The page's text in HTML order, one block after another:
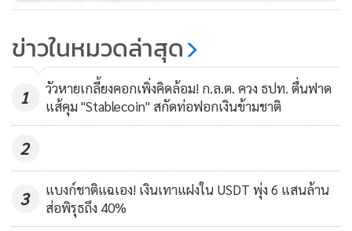
ประมาณ 1,000 ล้านดอลลาร์ต่อสัปดาห์ ราคาบิตคอยน์จะบวก
เพิ่มทุกวัน
ทางด้านนักวิเคราะห์ของเบิร์นสไตน์ประเมินว่า เม็ดเงินจะค่อยๆ
ไหลเข้ากองทุน ETF และมีมูลค่ารวมกันทะลุ 10,000 ล้าน
ดอลลาร์ในปี 2024 ขณะที่นักวิเคราะห์ของสแตนดาร์ด ชาร์เต
อร์ดคาดว่า เฉพาะปีนี้เพียงปีเดียวกองทุน ETF จะดึงดูดเงิน
ลงทุนได้ถึง 50,000-100,000 ล้านดอลลาร์ และนักวิเคราะห์อีก
หลายคนคาดว่า ในช่วง 5 ปีจะมีเงินไหลเข้าสู่ผลิตภัณฑ์นี้ 55,000
ล้านดอลลาร์
723
ย้อนรอย Gold ETF แล้ว Bitcoin
แค่ไหน / ณพวีร์ พุกกะมาน
ข่าวในหมวดล่าสุด
1
วัวหายเกลี้ยงคอกเพิ่งคิดล้อม! ก.ล.ต. ควง ธปท. ตื่นฟาด
แส้คุม "Stablecoin" สกัดท่อฟอกเงินข้ามชาติ
2
3
แบงก์ชาติแฉเอง! เงินเทาแฝงใน USDT พุ่ง 6 แสนล้าน
ส่อพิรุธถึง 40%